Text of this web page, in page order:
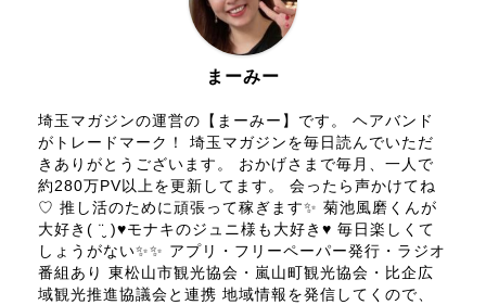
まーみー
埼玉マガジンの運営の【まーみー】です。 ヘアバンド
がトレードマーク！ 埼玉マガジンを毎日読んでいただ
きありがとうございます。 おかげさまで毎月、一人で
約280万PV以上を更新してます。 会ったら声かけてね
♡ 推し活のために頑張って稼ぎます✨ 菊池風磨くんが
大好き( ¨̮ )♥モナキのジュニ様も大好き♥ 毎日楽しくて
しょうがない✨✨ アプリ・フリーペーパー発行・ラジオ
番組あり 東松山市観光協会・嵐山町観光協会・比企広
域観光推進協議会と連携 地域情報を発信してくので、